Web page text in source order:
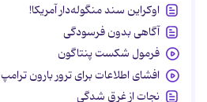
اوکراین سند منگوله‌دار آمریکا!
آگاهی بدون فرسودگی
فرمول شکست پنتاگون
افشای اطلاعات برای ترور بارون ترامپ
نجات از غرق شدگی